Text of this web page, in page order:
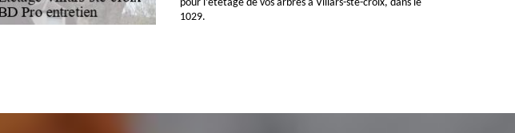
pour l’étêtage de vos arbres à Villars-ste-croix, dans le
1029.